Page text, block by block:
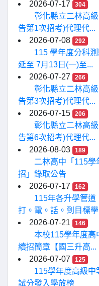
2026-07-17
304
彰化縣立二林高
告第1次招考)代理代...
2026-07-08
292
115 學年度分科
延至 7月13日(一)至...
2026-07-27
266
彰化縣立二林高
告第3次招考)代理代...
2026-07-15
206
彰化縣立二林高
告第6次招考)代理代...
2026-08-03
189
二林高中「115學
招」錄取公告
2026-07-17
162
115年各升學管道
打。電。話。到目標學
2026-07-21
146
本校115學年度高
續招簡章【國三升高...
2026-07-07
125
115學年度高級中
試分發入學放榜